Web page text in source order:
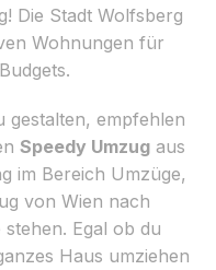
Die Stadt Wolfsberg
Wohnungen für
gestalten, empfehlen
Speedy Umzug aus
im Bereich Umzüge,
von Wien nach
Egal ob du
Haus umziehen